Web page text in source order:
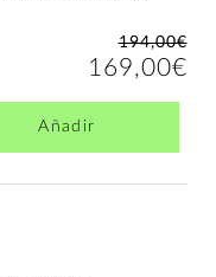
194,00€
169,00€
Añadir